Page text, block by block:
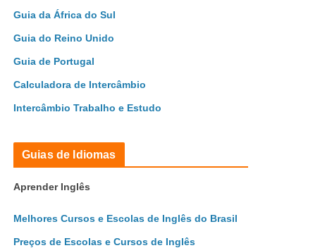
Guia da África do Sul
Guia do Reino Unido
Guia de Portugal
Calculadora de Intercâmbio
Intercâmbio Trabalho e Estudo
Guias de Idiomas
Aprender Inglês
Melhores Cursos e Escolas de Inglês do Brasil
Preços de Escolas e Cursos de Inglês